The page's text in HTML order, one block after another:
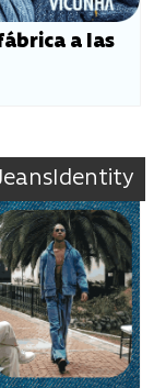
a las